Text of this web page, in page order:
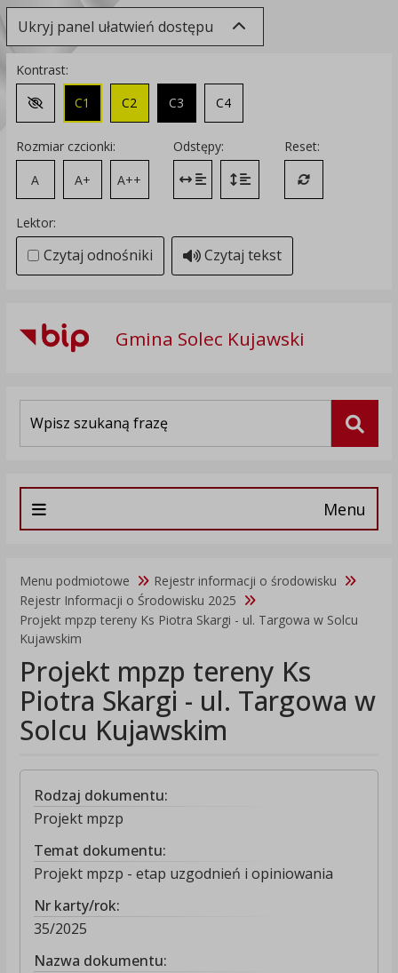
Ukryj panel ułatwień dostępu
Kontrast:
Zmień kontrast na domyślny
C1 C2 C3 C4
Rozmiar czcionki:
A
A+ A++
Odstępy:
Zmień odstęp między literami
Zmień interlinię i margines
Reset:
Przywróć
Lektor:
Czytaj odnośniki Czytaj tekst
Gmina Solec Kujawski
Menu
Menu podmiotowe
Rejestr informacji o środowisku
Rejestr Informacji o Środowisku 2025
Projekt mpzp tereny Ks Piotra Skargi - ul. Targowa w Solcu
Kujawskim
Projekt mpzp tereny Ks
Piotra Skargi - ul. Targowa w
Solcu Kujawskim
Rodzaj dokumentu:
Projekt mpzp
Temat dokumentu:
Projekt mpzp - etap uzgodnień i opiniowania
Nr karty/rok:
35/2025
Nazwa dokumentu: